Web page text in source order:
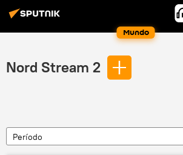
Mundo
Nord Stream 2
Período